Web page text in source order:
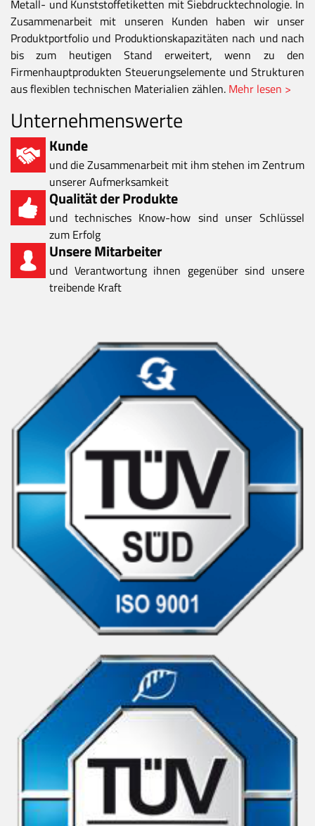
Metall- und Kunststoffetiketten mit Siebdrucktechnologie. In
Zusammenarbeit mit unseren Kunden haben wir unser
Produktportfolio und Produktionskapazitäten nach und nach
bis zum heutigen Stand erweitert, wenn zu den
Firmenhauptprodukten Steuerungselemente und Strukturen
aus flexiblen technischen Materialien zählen. Mehr lesen >
Unternehmenswerte
Kunde
und die Zusammenarbeit mit ihm stehen im Zentrum
unserer Aufmerksamkeit
Qualität der Produkte
und technisches Know-how sind unser Schlüssel
zum Erfolg
Unsere Mitarbeiter
und Verantwortung ihnen gegenüber sind unsere
treibende Kraft